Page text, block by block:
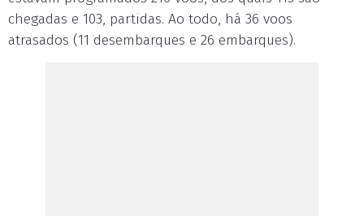
chegadas e 103, partidas. Ao todo, há 36 voos
atrasados (11 desembarques e 26 embarques).